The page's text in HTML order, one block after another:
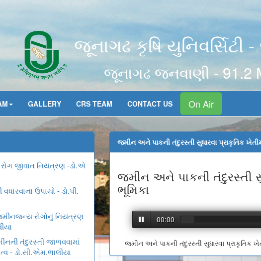
જૂનાગઢ કૃષિ યુનિવર્સિટી
જૂનાગઢ જનવાણી - 91.2
GALLERY CRS TEAM CONTACT US On Air
જીવાત નિયંત્રણ -ડો.એ
ઉપાયો - ડો.પી.
રોગોનું નિયંત્રણ
તંદુરસ્તી જાળવવામાં
- ડો.સી.એમ.ભાલીયા
જમીન અને પાકની તંદુરસ્તી સુધારવા પ્રાકૃતિક
જમીન અને પાકની તંદુરસ્તી
ભૂમિકા
00:00
જમીન અને પાકની તંદુરસ્તી સુધારવા પ્રાકૃતિક